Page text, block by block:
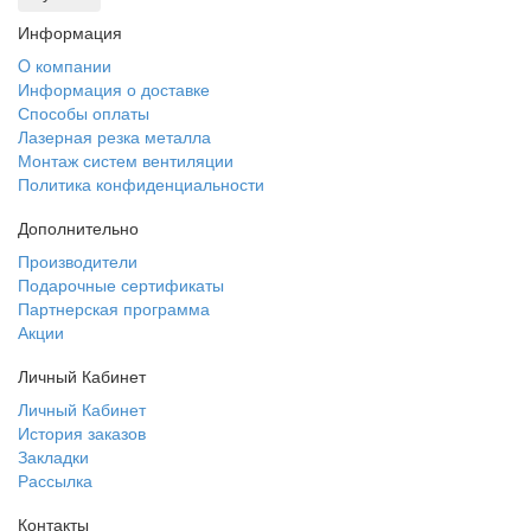
Информация
O компании
Информация о доставке
Способы оплаты
Лазерная резка металла
Монтаж систем вентиляции
Политика конфиденциальности
Дополнительно
Производители
Подарочные сертификаты
Партнерская программа
Акции
Личный Кабинет
Личный Кабинет
История заказов
Закладки
Рассылка
Контакты